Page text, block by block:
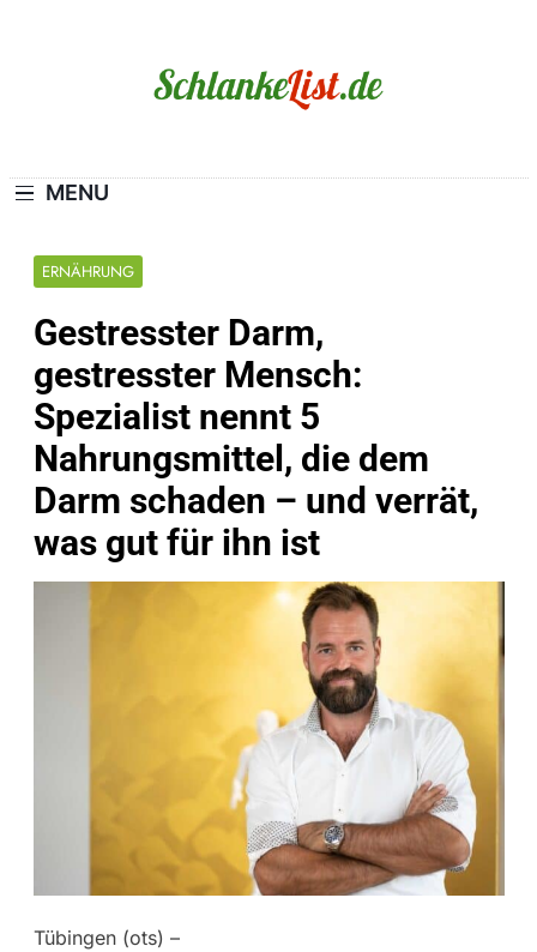
MENU
ERNÄHRUNG
Gestresster Darm,
gestresster Mensch:
Spezialist nennt 5
Nahrungsmittel, die dem
Darm schaden – und verrät,
was gut für ihn ist
Tübingen (ots) –